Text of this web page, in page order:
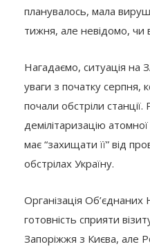
планувалось, мала
тижня, але невідомо, чи
Нагадаємо, ситуація на
уваги з початку серпня,
почали обстріли станції.
демілітаризацію
має “захищати її” від
обстрілах Україну.
Організація Об’єднаних
готовність сприяти
Запоріжжя з Києва, але